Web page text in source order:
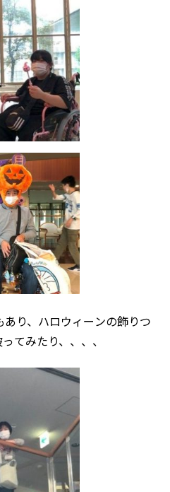
り、ハロウィーンの飾りつ
てみたり、、、、